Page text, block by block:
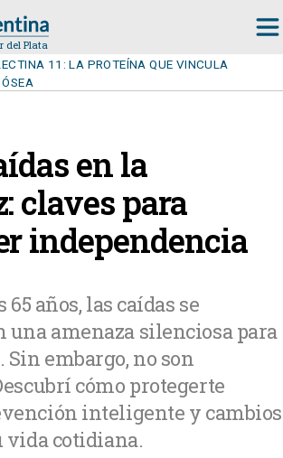
11: LA PROTEÍNA QUE VINCULA
en la
claves para
independencia
años, las caídas se
una amenaza silenciosa para
embargo, no son
cómo protegerte
inteligente y cambios
vida cotidiana.